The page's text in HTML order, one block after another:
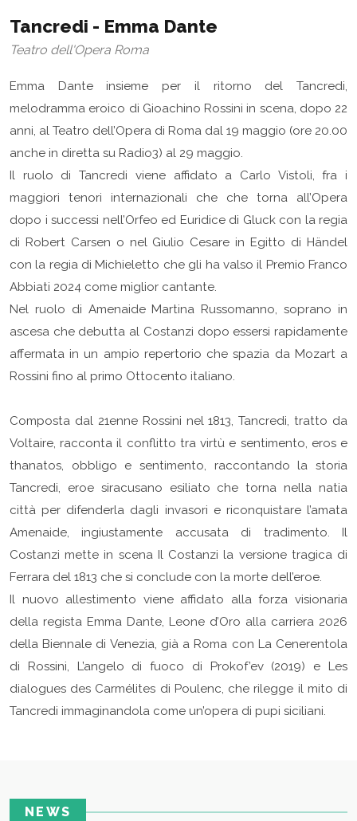
Tancredi - Emma Dante
Teatro dell'Opera Roma
Emma Dante insieme per il ritorno del Tancredi,
melodramma eroico di Gioachino Rossini in scena, dopo 22
anni, al Teatro dell’Opera di Roma dal 19 maggio (ore 20.00
anche in diretta su Radio3) al 29 maggio.
Il ruolo di Tancredi viene affidato a Carlo Vistoli, fra i
maggiori tenori internazionali che che torna all’Opera
dopo i successi nell’Orfeo ed Euridice di Gluck con la regia
di Robert Carsen o nel Giulio Cesare in Egitto di Händel
con la regia di Michieletto che gli ha valso il Premio Franco
Abbiati 2024 come miglior cantante.
Nel ruolo di Amenaide Martina Russomanno, soprano in
ascesa che debutta al Costanzi dopo essersi rapidamente
affermata in un ampio repertorio che spazia da Mozart a
Rossini fino al primo Ottocento italiano.
Composta dal 21enne Rossini nel 1813, Tancredi, tratto da
Voltaire, racconta il conflitto tra virtù e sentimento, eros e
thanatos, obbligo e sentimento, raccontando la storia
Tancredi, eroe siracusano esiliato che torna nella natia
città per difenderla dagli invasori e riconquistare l’amata
Amenaide, ingiustamente accusata di tradimento. Il
Costanzi mette in scena Il Costanzi la versione tragica di
Ferrara del 1813 che si conclude con la morte dell’eroe.
Il nuovo allestimento viene affidato alla forza visionaria
della regista Emma Dante, Leone d’Oro alla carriera 2026
della Biennale di Venezia, già a Roma con La Cenerentola
di Rossini, L’angelo di fuoco di Prokof’ev (2019) e Les
dialogues des Carmélites di Poulenc, che rilegge il mito di
Tancredi immaginandola come un’opera di pupi siciliani.
NEWS